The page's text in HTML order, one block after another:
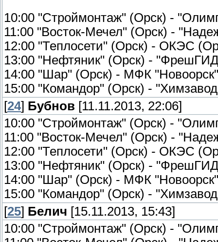
10:00 "Строймонтаж" (Орск) -
11:00 "Восток-Мечел" (Орск) -
12:00 "Теплосети" (Орск) - ОКЭС
13:00 "Нефтяник" (Орск) -
14:00 "Шар" (Орск) - МФК
15:00 "Командор" (Орск) -
[24] Бубнов [11.11.2013, 22:06]
10:00 "Строймонтаж" (Орск) -
11:00 "Восток-Мечел" (Орск) -
12:00 "Теплосети" (Орск) - ОКЭС
13:00 "Нефтяник" (Орск) -
14:00 "Шар" (Орск) - МФК
15:00 "Командор" (Орск) -
[25] Белич [15.11.2013, 15:43]
10:00 "Строймонтаж" (Орск) -